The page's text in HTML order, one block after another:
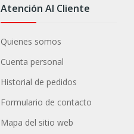
Atención Al Cliente
Quienes somos
Cuenta personal
Historial de pedidos
Formulario de contacto
Mapa del sitio web